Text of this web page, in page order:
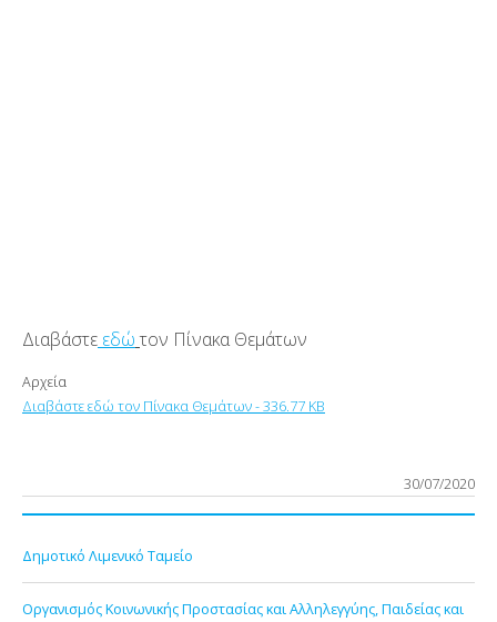
Διαβάστε εδώ τον Πίνακα Θεμάτων
Αρχεία
Διαβάστε εδώ τον Πίνακα Θεμάτων - 336.77 KB
30/07/2020
Δημοτικό Λιμενικό Ταμείο
Οργανισμός Κοινωνικής Προστασίας και Αλληλεγγύης, Παιδείας και